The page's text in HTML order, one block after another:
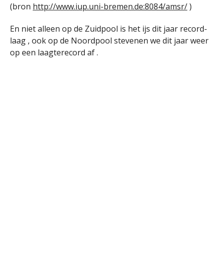
(bron http://www.iup.uni-bremen.de:8084/amsr/)
En niet alleen op de Zuidpool is het ijs dit jaar record-
laag , ook op de Noordpool stevenen we dit jaar weer
op een laagterecord af .